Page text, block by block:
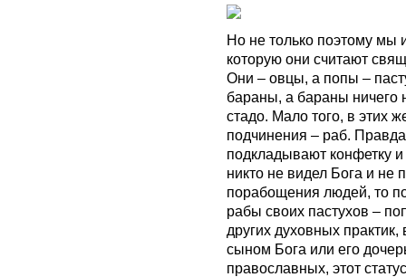
Но не только поэтому мы
которую они считают
Они – овцы, а попы –
бараны, а бараны ничего
стадо. Мало того, в этих
подчинения – раб.
подкладывают конфетку
никто не видел Бога и не
порабощения людей, то
рабы своих пастухов –
других духовных
сыном Бога или его
православных, этот